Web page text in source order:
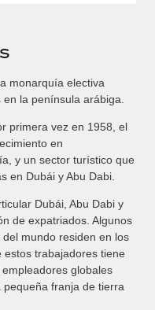
monarquía electiva
la península arábiga.
primera vez en 1958, el
en
y un sector turístico que
en Dubái y Abu Dabi.
Dubái, Abu Dabi y
de expatriados. Algunos
mundo residen en los
estos trabajadores tiene
globales
franja de tierra